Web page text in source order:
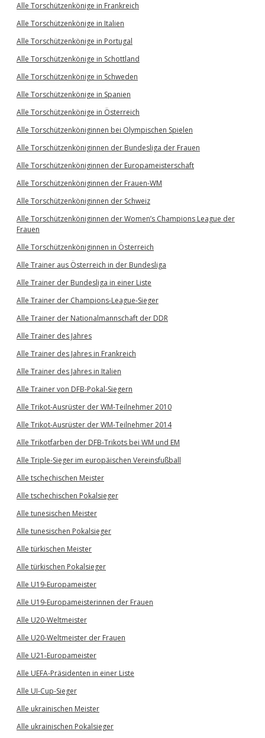
Alle Torschützenkönige in Frankreich
Alle Torschützenkönige in Italien
Alle Torschützenkönige in Portugal
Alle Torschützenkönige in Schottland
Alle Torschützenkönige in Schweden
Alle Torschützenkönige in Spanien
Alle Torschützenkönige in Österreich
Alle Torschützenköniginnen bei Olympischen Spielen
Alle Torschützenköniginnen der Bundesliga der Frauen
Alle Torschützenköniginnen der Europameisterschaft
Alle Torschützenköniginnen der Frauen-WM
Alle Torschützenköniginnen der Schweiz
Alle Torschützenköniginnen der Women’s Champions League der
Frauen
Alle Torschützenköniginnen in Österreich
Alle Trainer aus Österreich in der Bundesliga
Alle Trainer der Bundesliga in einer Liste
Alle Trainer der Champions-League-Sieger
Alle Trainer der Nationalmannschaft der DDR
Alle Trainer des Jahres
Alle Trainer des Jahres in Frankreich
Alle Trainer des Jahres in Italien
Alle Trainer von DFB-Pokal-Siegern
Alle Trikot-Ausrüster der WM-Teilnehmer 2010
Alle Trikot-Ausrüster der WM-Teilnehmer 2014
Alle Trikotfarben der DFB-Trikots bei WM und EM
Alle Triple-Sieger im europäischen Vereinsfußball
Alle tschechischen Meister
Alle tschechischen Pokalsieger
Alle tunesischen Meister
Alle tunesischen Pokalsieger
Alle türkischen Meister
Alle türkischen Pokalsieger
Alle U19-Europameister
Alle U19-Europameisterinnen der Frauen
Alle U20-Weltmeister
Alle U20-Weltmeister der Frauen
Alle U21-Europameister
Alle UEFA-Präsidenten in einer Liste
Alle UI-Cup-Sieger
Alle ukrainischen Meister
Alle ukrainischen Pokalsieger